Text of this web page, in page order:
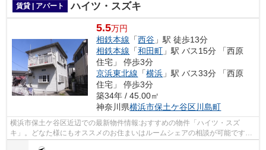
賃貸 | アパート ハイツ・スズキ
5.5万円
相鉄本線 「西谷 」駅 徒歩13分
相鉄本線 「和田町 」駅 バス15分 「西原
住宅」 停歩3分
京浜東北線 「横浜 」駅 バス33分 「西原
住宅」 停歩3分
築34年 / 45.00㎡
神奈川県横浜市保土ケ谷区川島町
横浜市保土ケ谷区近辺での最新物件情報:おすすめの物件「ハイツ・スズ
キ」。どなた様にもオススメのお住まいはルームシェアの相談が可能です。